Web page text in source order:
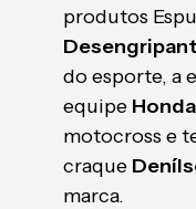
produtos
do esporte, a
equipe
motocross e
craque
marca.